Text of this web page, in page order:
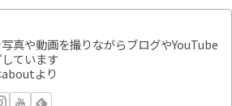
真や動画を撮りながらブログやYouTube
ています
より